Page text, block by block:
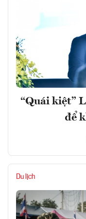
“Quái kiệt”
để
Du lịch